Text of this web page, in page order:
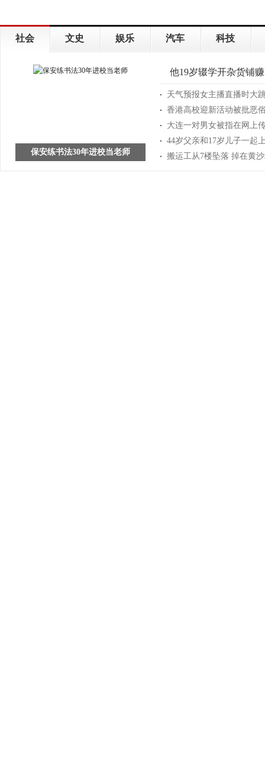
社会 文史 娱乐 汽车 科技
保安练书法30年进校当老师
他19岁辍学开杂货铺
天气预报女主播直播时大
香港高校迎新活动被批恶
大连一对男女被指在网上
44岁父亲和17岁儿子一起
搬运工从7楼坠落 掉在黄